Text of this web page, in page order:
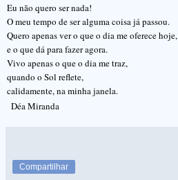
Eu não quero ser nada!
O meu tempo de ser alguma coisa já passou.
Quero apenas ver o que o dia me oferece hoje,
e o que dá para fazer agora.
Vivo apenas o que o dia me traz,
quando o Sol reflete,
calidamente, na minha janela.
Déa Miranda
Compartilhar